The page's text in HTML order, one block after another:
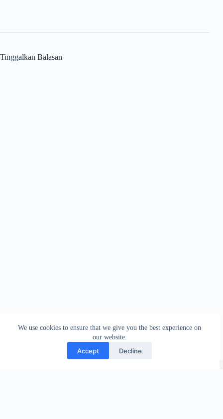
We use cookies to ensure that we give you the best experience on
our website.
Accept Decline
Tinggalkan Balasan